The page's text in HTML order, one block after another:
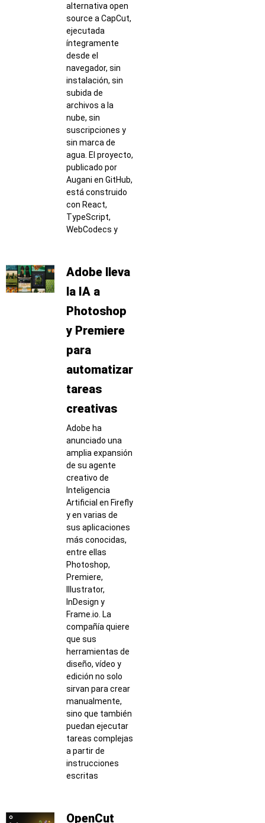
alternativa open
source a CapCut,
ejecutada
íntegramente
desde el
navegador, sin
instalación, sin
subida de
archivos a la
nube, sin
suscripciones y
sin marca de
agua. El proyecto,
publicado por
Augani en GitHub,
está construido
con React,
TypeScript,
WebCodecs y
Adobe lleva
la IA a
Photoshop
y Premiere
para
automatizar
tareas
creativas
Adobe ha
anunciado una
amplia expansión
de su agente
creativo de
Inteligencia
Artificial en Firefly
y en varias de
sus aplicaciones
más conocidas,
entre ellas
Photoshop,
Premiere,
Illustrator,
InDesign y
Frame.io. La
compañía quiere
que sus
herramientas de
diseño, vídeo y
edición no solo
sirvan para crear
manualmente,
sino que también
puedan ejecutar
tareas complejas
a partir de
instrucciones
escritas
OpenCut